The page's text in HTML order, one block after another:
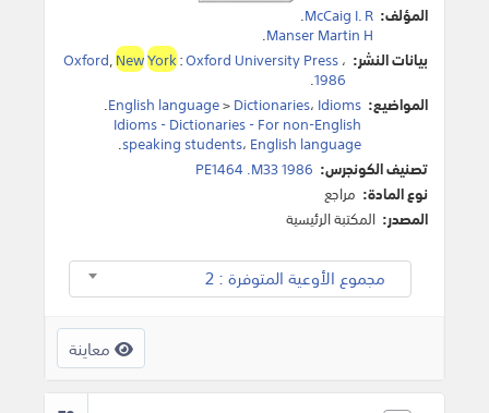
المؤلف: McCaig I. R
.
Manser Martin H
.
بيانات النشر:
Oxford,NewYork:Oxford University Press،
1986
.
المواضيع:
English language>Dictionaries، Idioms
.
Idioms - Dictionaries - For non-English
speaking students، English language
.
تصنيف الكونجرس: PE1464 .M33 1986
نوع المادة: مراجع
المصدر: المكتبة الرئيسية
مجموع الأوعية المتوفرة : 2
معاينة